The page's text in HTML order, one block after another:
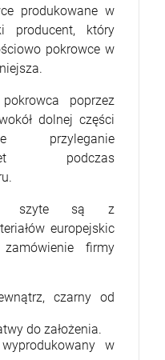
produkowane w
producent, który
pokrowce w
poprzez
dolnej części
przyleganie
podczas
szyte są z
europejskic
firmy
czarny od
do założenia.
w